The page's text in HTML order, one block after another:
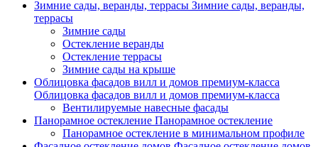
Зимние сады, веранды, террасы Зимние сады, веранды,
террасы
Зимние сады
Остекление веранды
Остекление террасы
Зимние сады на крыше
Облицовка фасадов вилл и домов премиум-класса
Облицовка фасадов вилл и домов премиум-класса
Вентилируемые навесные фасады
Панорамное остекление Панорамное остекление
Панорамное остекление в минимальном профиле